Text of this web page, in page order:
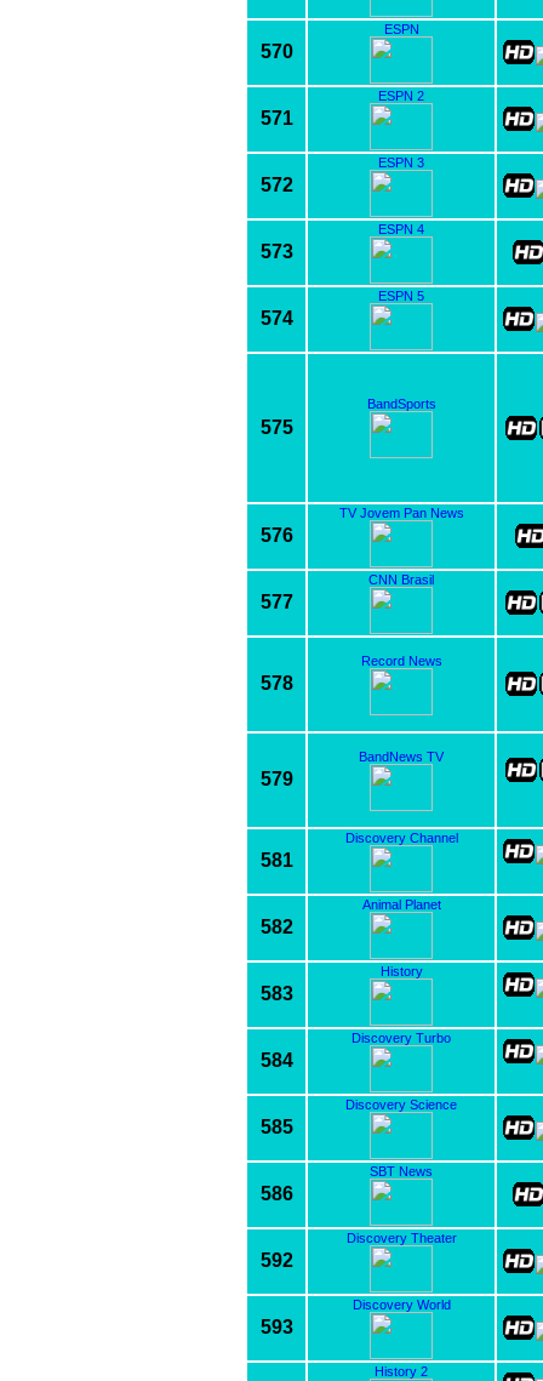
570
ESPN
571
ESPN 2
572
ESPN 3
573
ESPN 4
574
ESPN 5
575
BandSports
576
TV Jovem Pan News
577
CNN Brasil
578
Record News
579
BandNews TV
581
Discovery Channel
582
Animal Planet
583
History
584
Discovery Turbo
585
Discovery Science
586
SBT News
592
Discovery Theater
593
Discovery World
History 2